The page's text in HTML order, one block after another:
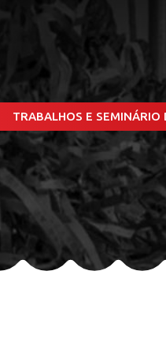
TRABALHOS E SEMINÁRIO